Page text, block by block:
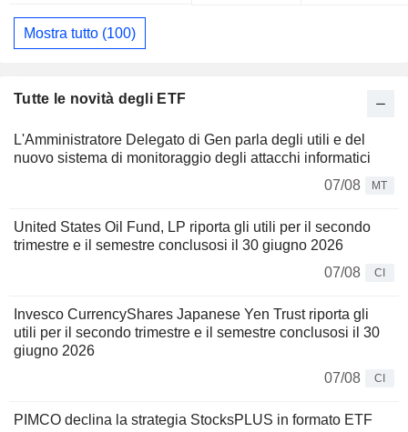
Mostra tutto (100)
Tutte le novità degli ETF
L'Amministratore Delegato di Gen parla degli utili e del
nuovo sistema di monitoraggio degli attacchi informatici
07/08
MT
United States Oil Fund, LP riporta gli utili per il secondo
trimestre e il semestre conclusosi il 30 giugno 2026
07/08
CI
Invesco CurrencyShares Japanese Yen Trust riporta gli
utili per il secondo trimestre e il semestre conclusosi il 30
giugno 2026
07/08
CI
PIMCO declina la strategia StocksPLUS in formato ETF